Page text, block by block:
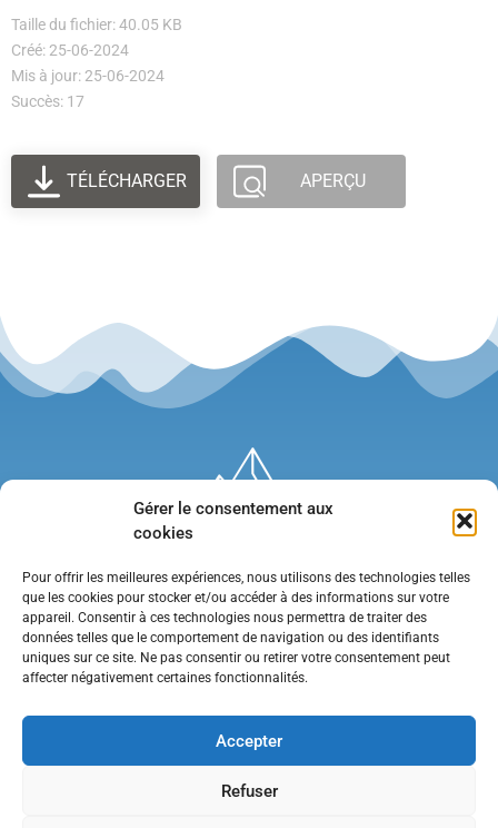
Gérer le consentement aux
cookies
Pour offrir les meilleures expériences, nous utilisons des technologies telles
que les cookies pour stocker et/ou accéder à des informations sur votre
appareil. Consentir à ces technologies nous permettra de traiter des
données telles que le comportement de navigation ou des identifiants
uniques sur ce site. Ne pas consentir ou retirer votre consentement peut
affecter négativement certaines fonctionnalités.
Accepter
Refuser
Taille du fichier: 40.05 KB
Créé: 25-06-2024
Mis à jour: 25-06-2024
Succès: 17
TÉLÉCHARGER APERÇU
•Contact